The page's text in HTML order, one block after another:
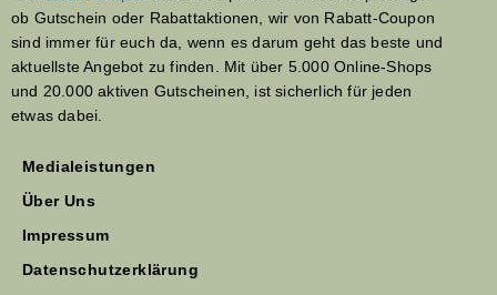
ob Gutschein oder Rabattaktionen, wir von Rabatt-Coupon
sind immer für euch da, wenn es darum geht das beste und
aktuellste Angebot zu finden. Mit über 5.000 Online-Shops
und 20.000 aktiven Gutscheinen, ist sicherlich für jeden
etwas dabei.
Medialeistungen
Über Uns
Impressum
Datenschutzerklärung